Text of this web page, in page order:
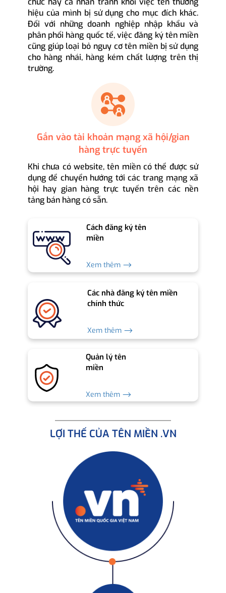
hiệu của mình bị sử dụng cho mục đích khác.
Đối với những doanh nghiệp nhập khẩu và
phân phối hàng quốc tế, việc đăng ký tên miền
cũng giúp loại bỏ nguy cơ tên miền bị sử dụng
cho hàng nhái, hàng kém chất lượng trên thị
trường.
Gắn vào tài khoản mạng xã hội/gian
hàng trực tuyến
Khi chưa có website, tên miền có thể được sử
dụng để chuyển hướng tới các trang mạng xã
hội hay gian hàng trực tuyến trên các nền
tảng bán hàng có sẵn.
Cách đăng ký tên
miền
Xem thêm ⟶
Các nhà đăng ký tên miền
chính thức
Xem thêm ⟶
Quản lý tên
miền
Xem thêm ⟶
LỢI THẾ CỦA TÊN MIỀN .VN